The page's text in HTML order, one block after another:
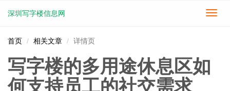
切
深圳写字楼信息网
首页 相关文章 详情页
写字楼的多用途休息区如
何支持员工的社交需求